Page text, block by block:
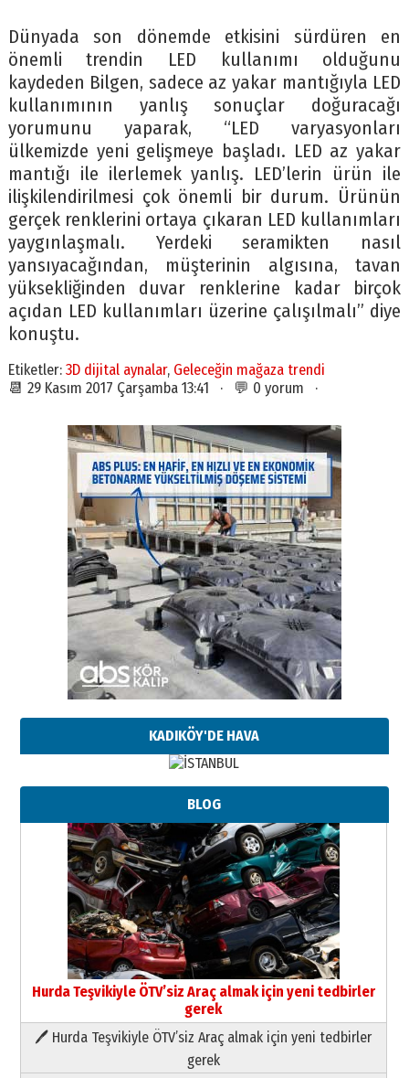
Dünyada son dönemde etkisini sürdüren en
önemli trendin LED kullanımı olduğunu
kaydeden Bilgen, sadece az yakar mantığıyla LED
kullanımının yanlış sonuçlar doğuracağı
yorumunu yaparak, “LED varyasyonları
ülkemizde yeni gelişmeye başladı. LED az yakar
mantığı ile ilerlemek yanlış. LED’lerin ürün ile
ilişkilendirilmesi çok önemli bir durum. Ürünün
gerçek renklerini ortaya çıkaran LED kullanımları
yaygınlaşmalı. Yerdeki seramikten nasıl
yansıyacağından, müşterinin algısına, tavan
yüksekliğinden duvar renklerine kadar birçok
açıdan LED kullanımları üzerine çalışılmalı” diye
konuştu.
Etiketler: 3D dijital aynalar, Geleceğin mağaza trendi
📆 29 Kasım 2017 Çarşamba 13:41 · 💬 0 yorum ·
KADIKÖY'DE HAVA
BLOG
Hurda Teşvikiyle ÖTV’siz Araç almak için yeni tedbirler
gerek
🖊 Hurda Teşvikiyle ÖTV’siz Araç almak için yeni tedbirler
gerek
Neşat YALÇIN
Paranın Aile Kültüründeki Yeri
03 Ağustos 2026 Pazartesi
Yıldırım Gündoğdu
HAVVA’NIN ÜÇ KIZI
09 Temmuz 2026 Perşembe